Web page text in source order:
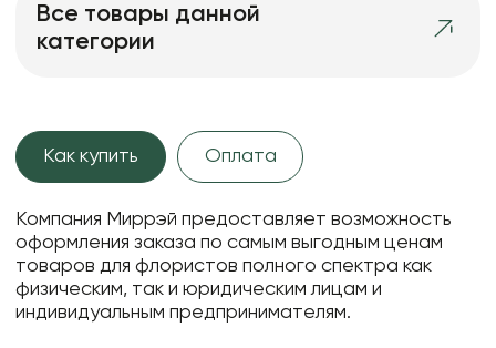
Все товары данной
категории
Как купить Оплата
Компания Миррэй предоставляет возможность
оформления заказа по самым выгодным ценам
товаров для флористов полного спектра как
физическим, так и юридическим лицам и
индивидуальным предпринимателям.